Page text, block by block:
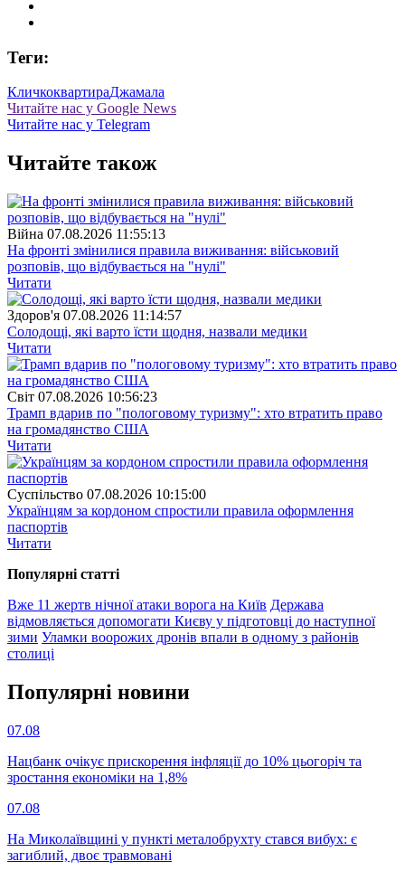
Теги:
КличкоквартираДжамала
Читайте нас у Google News
Читайте нас у Telegram
Читайте також
Війна 07.08.2026 11:55:13
На фронті змінилися правила виживання: військовий
розповів, що відбувається на "нулі"
Читати
Здоров'я 07.08.2026 11:14:57
Солодощі, які варто їсти щодня, назвали медики
Читати
Свiт 07.08.2026 10:56:23
Трамп вдарив по "пологовому туризму": хто втратить право
на громадянство США
Читати
Суспiльство 07.08.2026 10:15:00
Українцям за кордоном спростили правила оформлення
паспортів
Читати
Популярнi статтi
Вже 11 жертв нічної атаки ворога на Київ Держава
відмовляється допомогати Києву у підготовці до наступної
зими Уламки воорожих дронів впали в одному з районів
столиці
Популярнi новини
07.08
Нацбанк очікує прискорення інфляції до 10% цьогоріч та
зростання економіки на 1,8%
07.08
На Миколаївщині у пункті металобрухту стався вибух: є
загиблий, двоє травмовані